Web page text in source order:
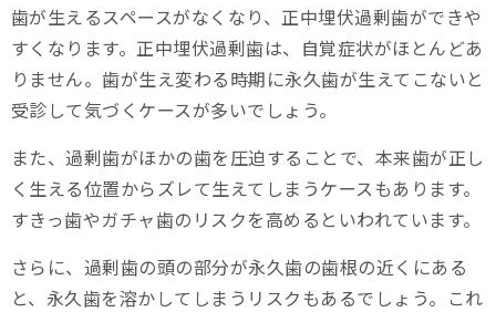
歯が生えるスペースがなくなり、正中埋伏過剰歯ができや
すくなります。正中埋伏過剰歯は、自覚症状がほとんどあ
りません。歯が生え変わる時期に永久歯が生えてこないと
受診して気づくケースが多いでしょう。
また、過剰歯がほかの歯を圧迫することで、本来歯が正し
く生える位置からズレて生えてしまうケースもあります。
すきっ歯やガチャ歯のリスクを高めるといわれています。
さらに、過剰歯の頭の部分が永久歯の歯根の近くにある
と、永久歯を溶かしてしまうリスクもあるでしょう。これ